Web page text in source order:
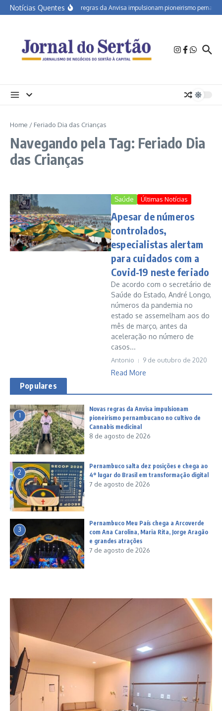
Ir para o conteúdo
Notícias QuentesNovas regras da Anvisa impulsionam pioneirismo
Home / Feriado Dia das Crianças
Navegando pela Tag: Feriado Dia
das Crianças
Saúde Últimas Notícias
Apesar de números
controlados,
especialistas alertam
para cuidados com a
Covid-19 neste feriado
De acordo com o secretário de
Saúde do Estado, André Longo,
números da pandemia no
estado se assemelham aos do
mês de março, antes da
aceleração no número de
casos...
Antonio 9 de outubro de 2020
Read More
Populares
1
Novas regras da Anvisa impulsionam
pioneirismo pernambucano no cultivo de
Cannabis medicinal
8 de agosto de 2026
2
Pernambuco salta dez posições e chega ao
4º lugar do Brasil em transformação digital
7 de agosto de 2026
3
Pernambuco Meu País chega a Arcoverde
com Ana Carolina, Maria Rita, Jorge Aragão
e grandes atrações
7 de agosto de 2026